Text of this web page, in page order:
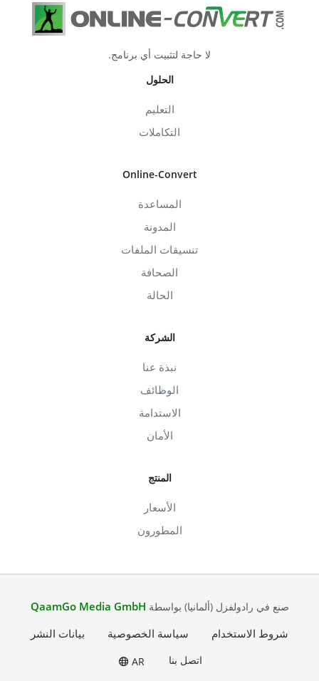
لا حاجة لتثبيت أي برنامج.
الحلول
التعليم
التكاملات
Online-Convert
المساعدة
المدونة
تنسيقات الملفات
الصحافة
الحالة
الشركة
نبذة عنا
الوظائف
الاستدامة
الأمان
المنتج
الأسعار
المطورون
صنع في رادولفزل (ألمانيا) بواسطة QaamGo Media GmbH
شروط الاستخدام
سياسة الخصوصية بيانات النشر
اتصل بنا AR